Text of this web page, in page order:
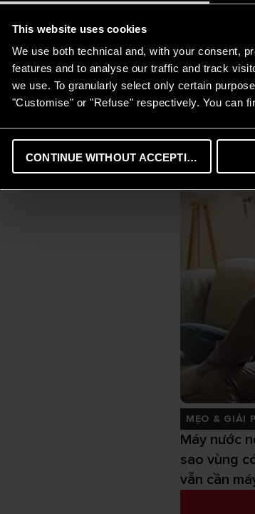
This website uses cookies
We use both technical and, with your consent,
features and to analyse our traffic and track
we use. To granularly select only certain
"Customise" or "Refuse" respectively. You can
CONTINUE WITHOUT ACCEPTING
MẸO & GIẢI
Máy nước
ích thiết
MẸO & GIẢI
Máy nước
sao vùng
vẫn cần